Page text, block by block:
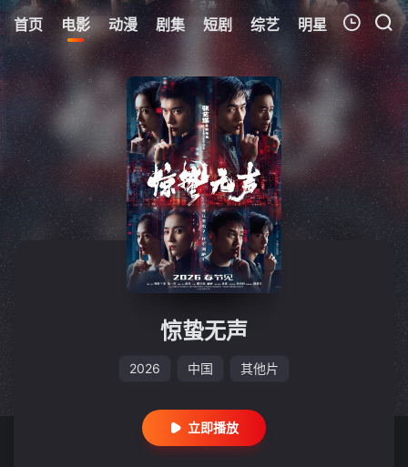
首页 电影 动漫 剧集 短剧 综艺 明星 周表
我的观影记录
暂无观看影片的记录
惊蛰无声
2026 中国 其他片
立即播放